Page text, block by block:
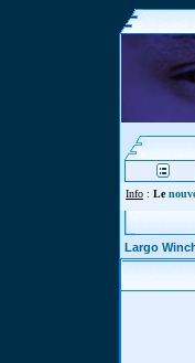
Info : Le
Largo